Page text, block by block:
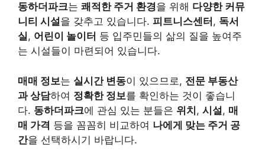
동하더파크는 쾌적한 주거 환경을 위해 다양한 커뮤
니티 시설을 갖추고 있습니다. 피트니스센터 , 독서
실, 어린이 놀이터 등 입주민들의 삶의 질을 높여주
는 시설들이 마련되어 있습니다.
매매 정보는 실시간 변동이 있으므로, 전문 부동산
과 상담하여 정확한 정보를 확인하는 것이 좋습니
다. 동하더파크에 관심 있는 분들은 위치, 시설, 매
매 가격 등을 꼼꼼히 비교하여 나에게 맞는 주거 공
간을 선택하시기 바랍니다.